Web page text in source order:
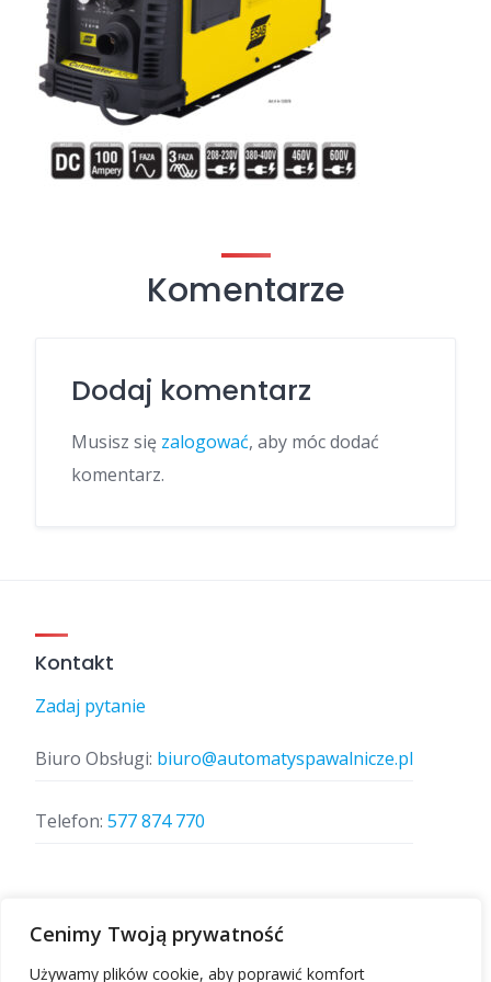
Cenimy Twoją prywatność
Używamy plików cookie, aby poprawić komfort
Komentarze
Dodaj komentarz
Musisz się zalogować, aby móc dodać
komentarz.
Kontakt
Zadaj pytanie
Biuro Obsługi: biuro@automatyspawalnicze.pl
Telefon: 577 874 770